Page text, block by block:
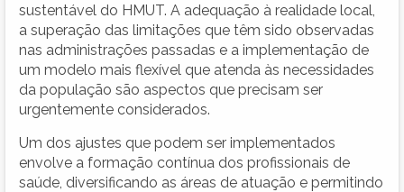
sustentável do HMUT. A adequação à realidade local,
a superação das limitações que têm sido observadas
nas administrações passadas e a implementação de
um modelo mais flexível que atenda às necessidades
da população são aspectos que precisam ser
urgentemente considerados.
Um dos ajustes que podem ser implementados
envolve a formação contínua dos profissionais de
saúde, diversificando as áreas de atuação e permitindo